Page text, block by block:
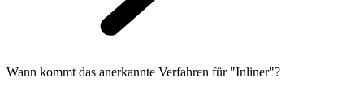
Wann kommt das anerkannte Verfahren für "Inliner"?